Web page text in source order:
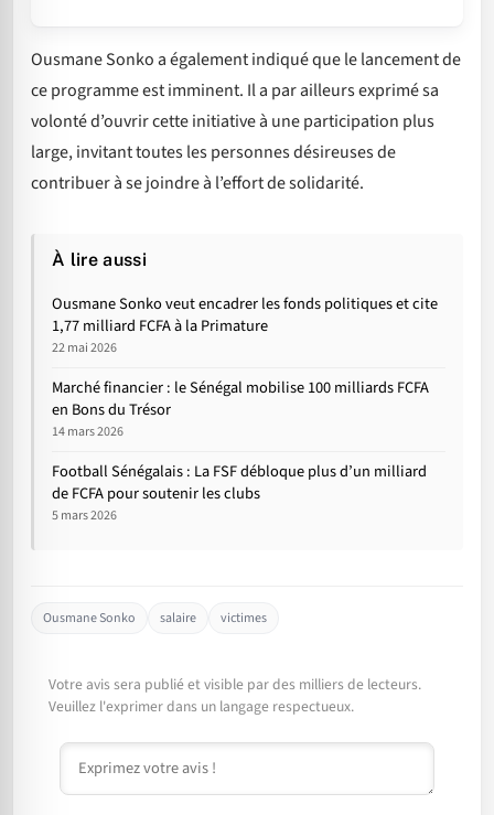
Ousmane Sonko a également indiqué que le lancement de
ce programme est imminent. Il a par ailleurs exprimé sa
volonté d’ouvrir cette initiative à une participation plus
large, invitant toutes les personnes désireuses de
contribuer à se joindre à l’effort de solidarité.
À lire aussi
Ousmane Sonko veut encadrer les fonds politiques et cite
1,77 milliard FCFA à la Primature
22 mai 2026
Marché financier : le Sénégal mobilise 100 milliards FCFA
en Bons du Trésor
14 mars 2026
Football Sénégalais : La FSF débloque plus d’un milliard
de FCFA pour soutenir les clubs
5 mars 2026
Ousmane Sonko salaire victimes
Votre avis sera publié et visible par des milliers de lecteurs.
Veuillez l'exprimer dans un langage respectueux.
Commentaire